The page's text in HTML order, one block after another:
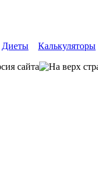
Диеты Калькуляторы